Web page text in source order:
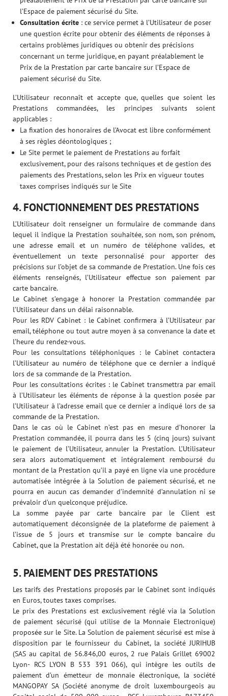
l’Espace de paiement sécurisé du Site.
Consultation écrite : ce service permet à l’Utilisateur de poser
une question écrite pour obtenir des éléments de réponses à
certains problèmes juridiques ou obtenir des précisions
concernant un terme juridique, en payant préalablement le
Prix de la Prestation par carte bancaire sur l’Espace de
paiement sécurisé du Site.
L’Utilisateur reconnaît et accepte que, quelles que soient les
Prestations commandées, les principes suivants soient
applicables :
La fixation des honoraires de l’Avocat est libre conformément
à ses règles déontologiques ;
Le Site permet le paiement de Prestations au forfait
exclusivement, pour des raisons techniques et de gestion des
paiements des Prestations, selon les Prix en vigueur toutes
taxes comprises indiqués sur le Site
4. FONCTIONNEMENT DES PRESTATIONS
L’Utilisateur doit renseigner un formulaire de commande dans
lequel il indique la Prestation souhaitée, son nom, son prénom,
une adresse email et un numéro de téléphone valides, et
éventuellement un texte personnalisé pour apporter des
précisions sur l’objet de sa commande de Prestation. Une fois ces
éléments renseignés, l’Utilisateur effectue son paiement par
carte bancaire.
Le Cabinet s’engage à honorer la Prestation commandée par
l’Utilisateur dans un délai raisonnable.
Pour les RDV Cabinet : le Cabinet confirmera à l’Utilisateur par
email, téléphone ou tout autre moyen à sa convenance la date et
l’heure du rendez-vous.
Pour les consultations téléphoniques : le Cabinet contactera
l’Utilisateur au numéro de téléphone que ce dernier a indiqué
lors de sa commande de la Prestation.
Pour les consultations écrites : le Cabinet transmettra par email
à l’Utilisateur les éléments de réponse à la question posée par
l’Utilisateur à l’adresse email que ce dernier a indiqué lors de sa
commande de la Prestation.
Dans le cas où le Cabinet n’est pas en mesure d’honorer la
Prestation commandée, il pourra dans les 5 (cinq jours) suivant
le paiement de l’Utilisateur, annuler la Prestation. L’Utilisateur
sera alors automatiquement et intégralement remboursé du
montant de la Prestation qu’il a payé en ligne via une procédure
automatisée intégrée à la Solution de paiement sécurisé, et ne
pourra en aucun cas demander d’indemnité d’annulation ni se
prévaloir d’un quelconque préjudice.
La somme payée par carte bancaire par le Client est
automatiquement déconsignée de la plateforme de paiement à
l’issue de 5 jours et transmise sur le compte bancaire du
Cabinet, que la Prestation ait déjà été honorée ou non.
5. PAIEMENT DES PRESTATIONS
Les tarifs des Prestations proposés par le Cabinet sont indiqués
en Euros, toutes taxes comprises.
Le prix des Prestations est exclusivement réglé via la Solution
de paiement sécurisé (qui utilise de la Monnaie Electronique)
proposée sur le Site. La Solution de paiement sécurisé est mise à
disposition par le fournisseur du Cabinet, la société JURIHUB
(SAS au capital de 56.846,00 euros, 2 rue Palais Grillet 69002
Lyon- RCS LYON B 533 391 066), qui intègre les outils de
paiement d’un émetteur de monnaie électronique, la société
MANGOPAY SA (Société anonyme de droit luxembourgeois au